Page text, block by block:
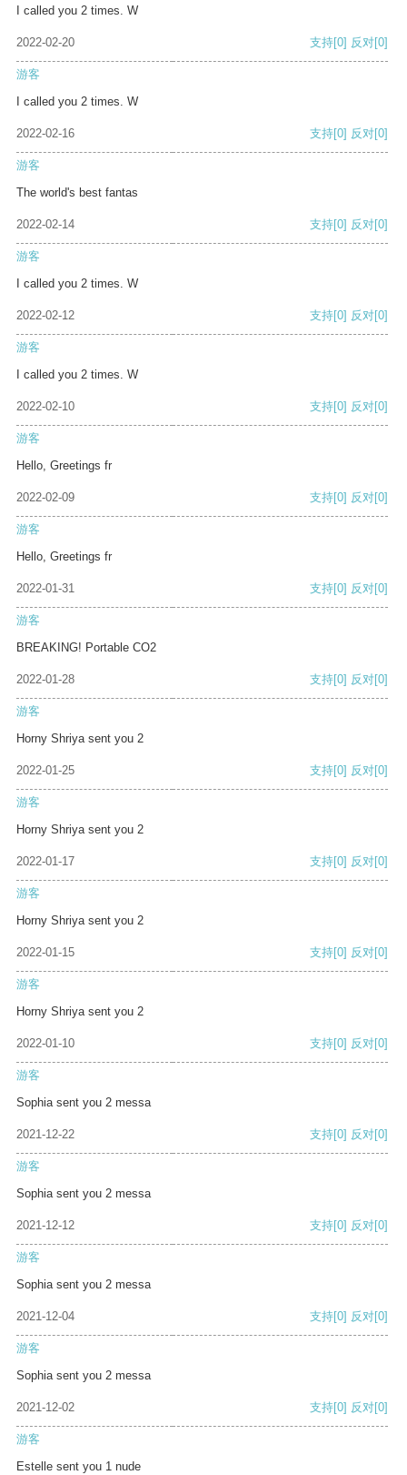
I called you 2 times. W
2022-02-20 支持[0] 反对[0]
游客
I called you 2 times. W
2022-02-16 支持[0] 反对[0]
游客
The world's best fantas
2022-02-14 支持[0] 反对[0]
游客
I called you 2 times. W
2022-02-12 支持[0] 反对[0]
游客
I called you 2 times. W
2022-02-10 支持[0] 反对[0]
游客
Hello, Greetings fr
2022-02-09 支持[0] 反对[0]
游客
Hello, Greetings fr
2022-01-31 支持[0] 反对[0]
游客
BREAKING! Portable CO2
2022-01-28 支持[0] 反对[0]
游客
Horny Shriya sent you 2
2022-01-25 支持[0] 反对[0]
游客
Horny Shriya sent you 2
2022-01-17 支持[0] 反对[0]
游客
Horny Shriya sent you 2
2022-01-15 支持[0] 反对[0]
游客
Horny Shriya sent you 2
2022-01-10 支持[0] 反对[0]
游客
Sophia sent you 2 messa
2021-12-22 支持[0] 反对[0]
游客
Sophia sent you 2 messa
2021-12-12 支持[0] 反对[0]
游客
Sophia sent you 2 messa
2021-12-04 支持[0] 反对[0]
游客
Sophia sent you 2 messa
2021-12-02 支持[0] 反对[0]
游客
Estelle sent you 1 nude